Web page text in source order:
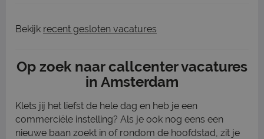
Bekijk recent gesloten vacatures
Op zoek naar callcenter vacatures
in Amsterdam
Klets jij het liefst de hele dag en heb je een
commerciële instelling? Als je ook nog eens een
nieuwe baan zoekt in of rondom de hoofdstad, zit je